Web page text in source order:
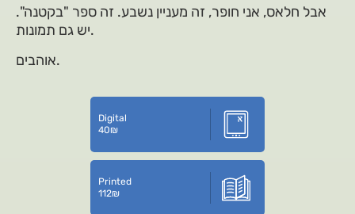
אבל חלאס, אני חופר, זה מעניין נשבע. זה ספר "בקטנה".
יש גם תמונות.
אוהבים.
Digital
40₪
Printed
112₪